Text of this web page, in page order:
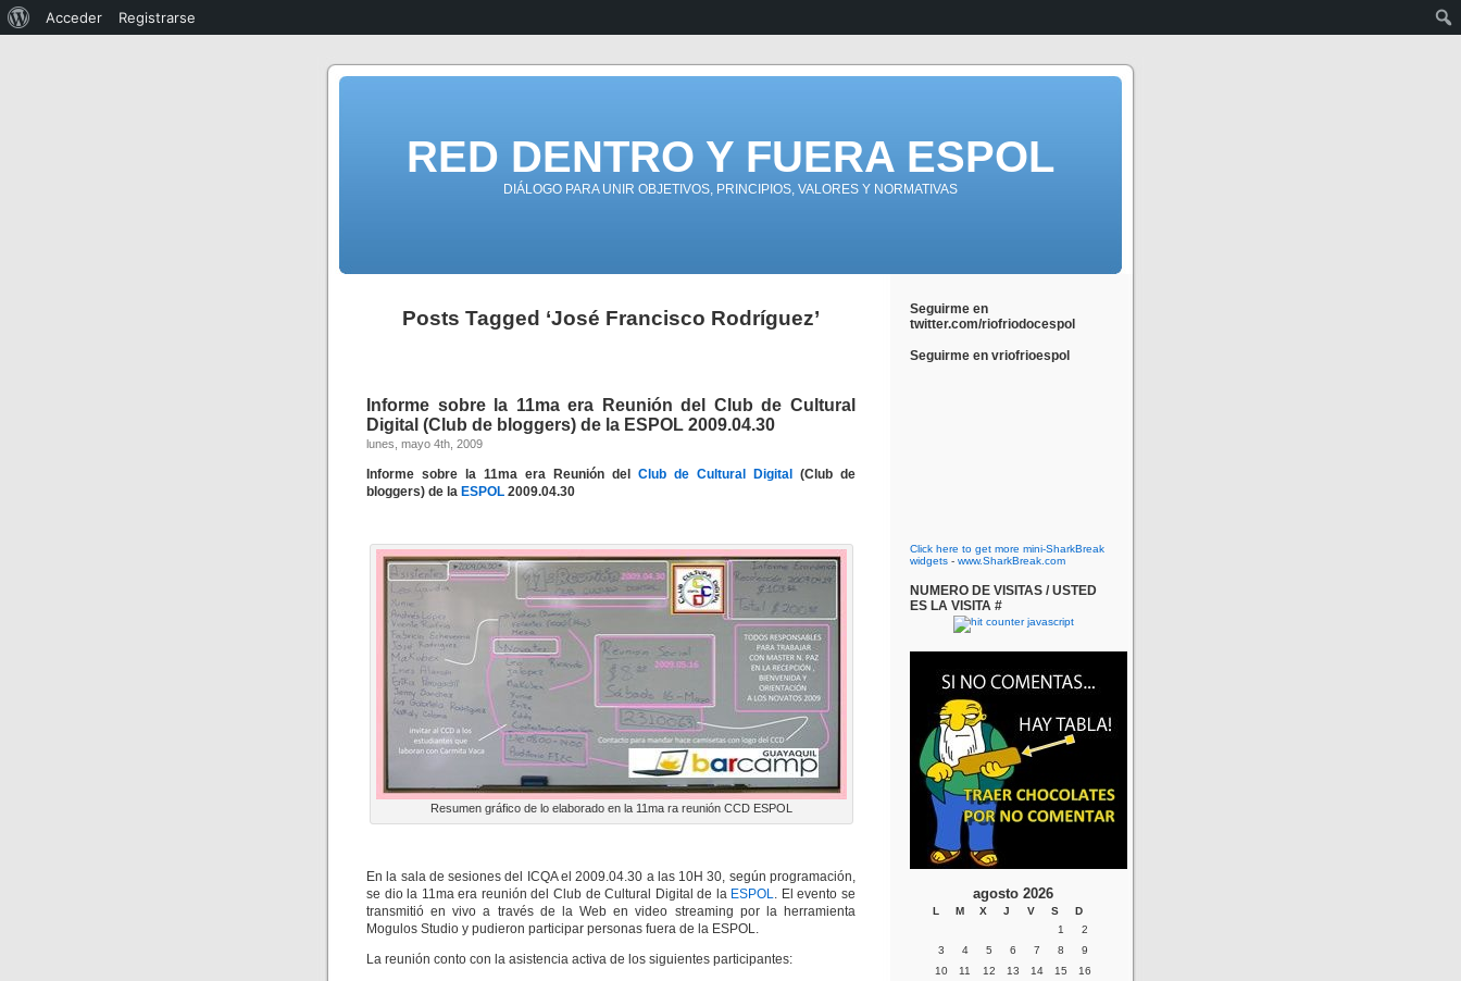
RED DENTRO Y FUERA ESPOL
DIÁLOGO PARA UNIR OBJETIVOS, PRINCIPIOS, VALORES Y NORMATIVAS
Posts Tagged ‘José Francisco Rodríguez’
Informe sobre la 11ma era Reunión del Club de Cultural
Digital (Club de bloggers) de la ESPOL 2009.04.30
lunes, mayo 4th, 2009
Informe sobre la 11ma era Reunión del Club de Cultural Digital
(Club de
bloggers) de la ESPOL 2009.04.30
Resumen gráfico de lo elaborado en la 11ma ra reunión CCD ESPOL
En la sala de sesiones del ICQA el 2009.04.30 a las 10H 30, según programación,
se dio la 11ma era reunión del Club de Cultural Digital de la ESPOL. El evento se
transmitió en vivo a través de la Web en video streaming por la herramienta
Mogulos Studio y pudieron participar personas fuera de la ESPOL.
La reunión conto con la asistencia activa de los siguientes participantes:
Seguirme en
twitter.com/riofriodocespol
Seguirme en vriofrioespol
Click here to get more mini-SharkBreak
widgets - www.SharkBreak.com
NUMERO DE VISITAS / USTED
ES LA VISITA #
agosto 2026
L M X J V S
D
1
2
3
4 5 6 7 8
9
10
11 12 13 14 15
16
Acceder Registrarse